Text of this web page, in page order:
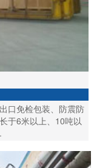
口免检包装、防震防
于6米以上、10吨以